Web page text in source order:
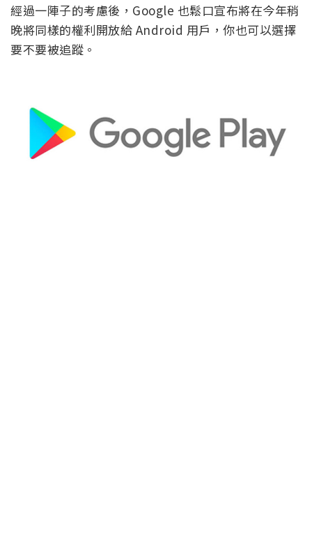
經過一陣子的考慮後，Google 也鬆口宣布將在今年稍
晚將同樣的權利開放給 Android 用戶，你也可以選擇
要不要被追蹤。